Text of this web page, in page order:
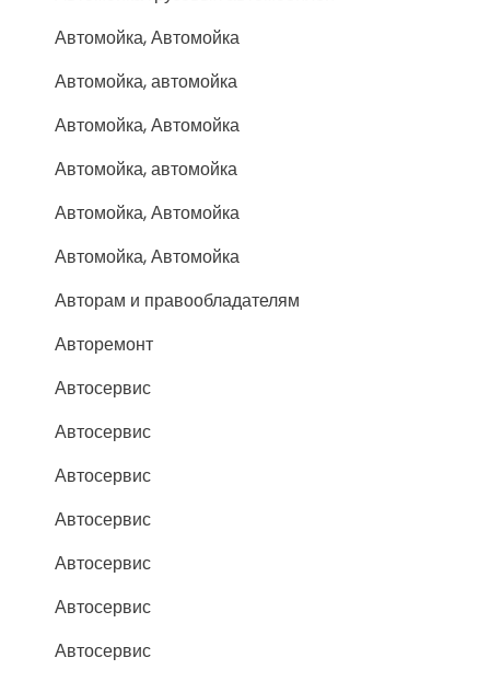
Автомойка, Автомойка
Автомойка, автомойка
Автомойка, Автомойка
Автомойка, автомойка
Автомойка, Автомойка
Автомойка, Автомойка
Авторам и правообладателям
Авторемонт
Автосервис
Автосервис
Автосервис
Автосервис
Автосервис
Автосервис
Автосервис